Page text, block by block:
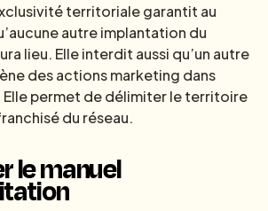
territoriale garantit au
autre implantation du
lieu. Elle interdit aussi qu’un autre
des actions marketing dans
permet de délimiter le territoire
du réseau.
le manuel